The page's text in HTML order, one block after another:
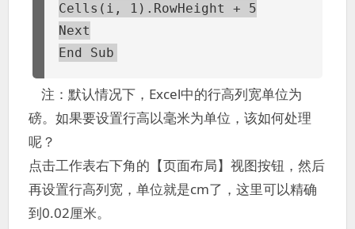
Cells(i, 1).RowHeight + 5
Next
End Sub
注：默认情况下，Excel中的行高列宽单位为
磅。如果要设置行高以毫米为单位，该如何处理
呢？
点击工作表右下角的【页面布局】视图按钮，然后
再设置行高列宽，单位就是cm了，这里可以精确
到0.02厘米。